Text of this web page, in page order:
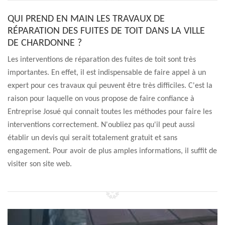
QUI PREND EN MAIN LES TRAVAUX DE
RÉPARATION DES FUITES DE TOIT DANS LA VILLE
DE CHARDONNE ?
Les interventions de réparation des fuites de toit sont très
importantes. En effet, il est indispensable de faire appel à un
expert pour ces travaux qui peuvent être très difficiles. C'est la
raison pour laquelle on vous propose de faire confiance à
Entreprise Josué qui connait toutes les méthodes pour faire les
interventions correctement. N'oubliez pas qu'il peut aussi
établir un devis qui serait totalement gratuit et sans
engagement. Pour avoir de plus amples informations, il suffit de
visiter son site web.